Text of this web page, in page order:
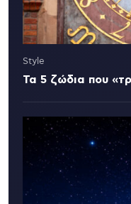
Style
Τα 5 ζώδια που